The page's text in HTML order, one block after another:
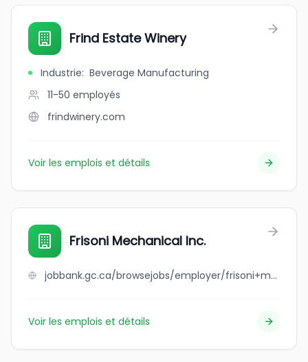
Frind Estate Winery
Industrie: Beverage Manufacturing
11-50 employés
frindwinery.com
Voir les emplois et détails
Frisoni Mechanical Inc.
jobbank.gc.ca/browsejobs/employer/frisoni+mechanical+inc./ca
Voir les emplois et détails